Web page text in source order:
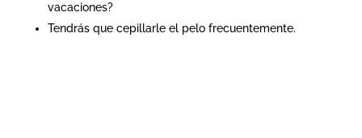
vacaciones?
Tendrás que cepillarle el pelo frecuentemente.